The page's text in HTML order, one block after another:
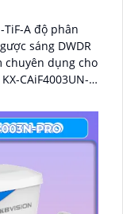
sáng DWDR
chuyên dụng cho
CAiF4003UN-